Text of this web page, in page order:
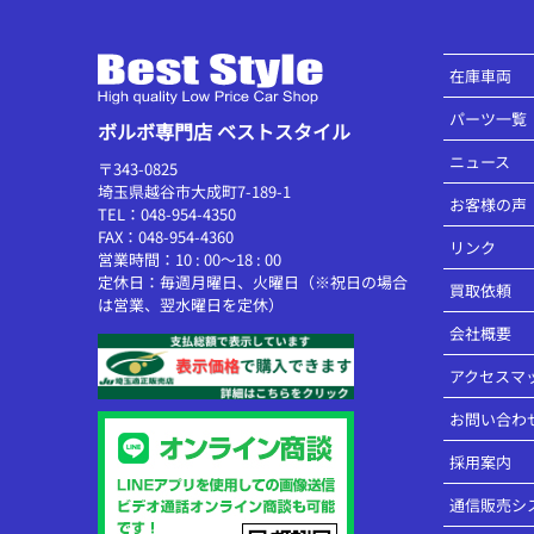
ボルボ専門店 ベストスタイル
〒343-0825
埼玉県越谷市大成町7-189-1
TEL：048-954-4350
FAX：048-954-4360
営業時間：10 : 00～18 : 00
定休日：毎週月曜日、火曜日（※祝日の場合
は営業、翌水曜日を定休）
在庫車両
パーツ一覧
ニュース
お客様の声
リンク
買取依頼
会社概要
アクセスマ
お問い合わ
採用案内
通信販売シ